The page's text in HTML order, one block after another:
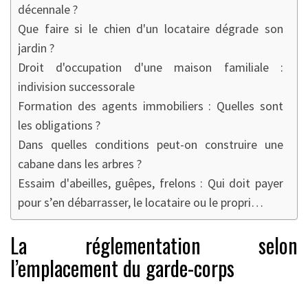
décennale ?
Que faire si le chien d'un locataire dégrade son
jardin ?
Droit d'occupation d'une maison familiale :
indivision successorale
Formation des agents immobiliers : Quelles sont
les obligations ?
Dans quelles conditions peut-on construire une
cabane dans les arbres ?
Essaim d'abeilles, guêpes, frelons : Qui doit payer
pour s’en débarrasser, le locataire ou le propri…
La réglementation selon
l’emplacement du garde-corps